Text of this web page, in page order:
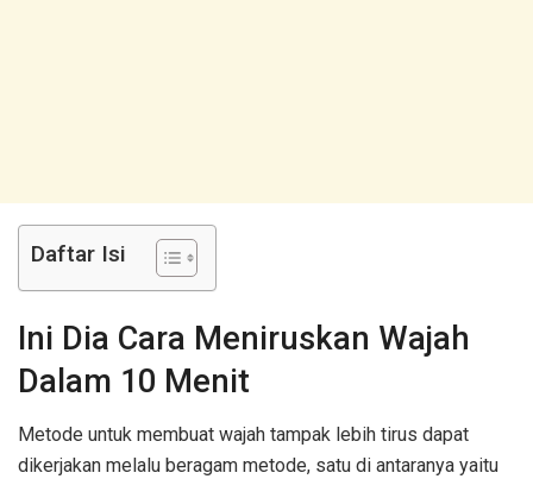
Daftar Isi
Ini Dia Cara Meniruskan Wajah
Dalam 10 Menit
Metode untuk membuat wajah tampak lebih tirus dapat
dikerjakan melalu beragam metode, satu di antaranya yaitu